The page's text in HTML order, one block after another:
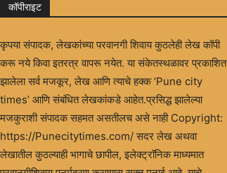
कॉपीराइट
कृपया संपादक, लेखकांच्या परवानगी शिवाय कुठलेही लेख कॉपी
करू नये किवा इतरत्र वापरू नयेत. या संकेतस्थळावर प्रकाशित
झालेला सर्व मजकूर, लेख आणि त्याचे हक्क ‘Pune city
times’ आणि संबंधित लेखकांकडे आहेत.प्रसिद्ध झालेल्या
मजकुराशी संपादक सहमत असतीलच असे नाही Copyright:
https://Punecitytimes.com/ सदर लेख अथवा
लेखातील कुठल्याही भागाचे छापील, इलेक्ट्रॉनिक माध्यमात